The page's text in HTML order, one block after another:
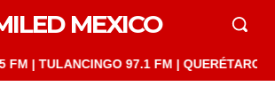
MEXICO
97.1 FM | QUERÉTARO